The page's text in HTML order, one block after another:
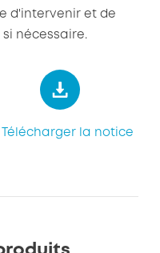
d'intervenir et de
nécessaire.
Télécharger la notice